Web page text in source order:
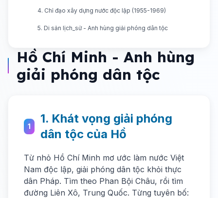
4. Chỉ đạo xây dựng nước độc lập (1955-1969)
5. Di sản lịch_sử - Anh hùng giải phóng dân tộc
Hồ Chí Minh - Anh hùng
giải phóng dân tộc
1
1. Khát vọng giải phóng
dân tộc của Hồ
Từ nhỏ Hồ Chí Minh mơ ước làm nước Việt
Nam độc lập, giải phóng dân tộc khỏi thực
dân Pháp. Tìm theo Phan Bội Châu, rồi tìm
đường Liên Xô, Trung Quốc. Từng tuyên bố: